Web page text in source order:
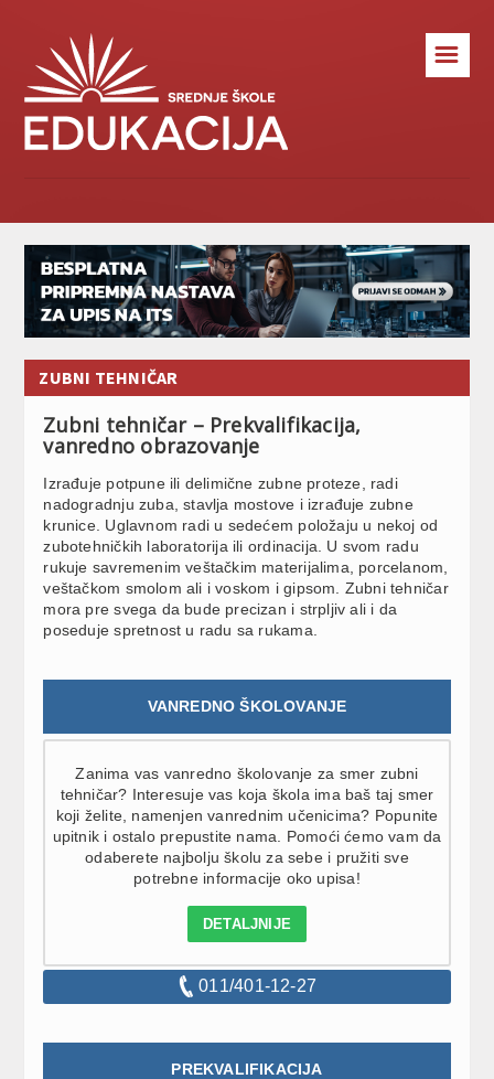
☰
ZUBNI TEHNIČAR
Zubni tehničar – Prekvalifikacija,
vanredno obrazovanje
Izrađuje potpune ili delimične zubne proteze, radi
nadogradnju zuba, stavlja mostove i izrađuje zubne
krunice. Uglavnom radi u sedećem položaju u nekoj od
zubotehničkih laboratorija ili ordinacija. U svom radu
rukuje savremenim veštačkim materijalima, porcelanom,
veštačkom smolom ali i voskom i gipsom. Zubni tehničar
mora pre svega da bude precizan i strpljiv ali i da
poseduje spretnost u radu sa rukama.
VANREDNO ŠKOLOVANJE
Zanima vas vanredno školovanje za smer zubni
tehničar? Interesuje vas koja škola ima baš taj smer
koji želite, namenjen vanrednim učenicima? Popunite
upitnik i ostalo prepustite nama. Pomoći ćemo vam da
odaberete najbolju školu za sebe i pružiti sve
potrebne informacije oko upisa!
DETALJNIJE
011/401-12-27
PREKVALIFIKACIJA